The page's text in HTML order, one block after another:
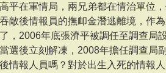
平在軍情局，兩兄弟都在情治單位
敵後情報員的撫卹金潛逃離境，作
，2006年底張濟平被調任至調查局
選後立刻解凍，2008年擔任調查局
情報人員嗎？對於出生入死的情報